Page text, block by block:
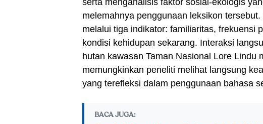
serta menganalisis faktor sosial-ekologis
melemahnya penggunaan leksikon
melalui tiga indikator: familiaritas, frekuensi
kondisi kehidupan sekarang. Interaksi
hutan kawasan Taman Nasional Lore Lindu
memungkinkan peneliti melihat langsung
yang terefleksi dalam penggunaan bahasa
BACA JUGA: